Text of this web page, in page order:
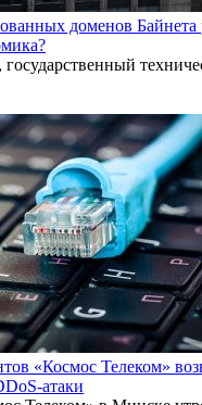
доменов Байнета
«Космос Телеком»
атаки